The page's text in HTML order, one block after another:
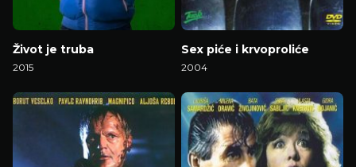
Život je truba
2015
Sex piće i krvoproliće
2004